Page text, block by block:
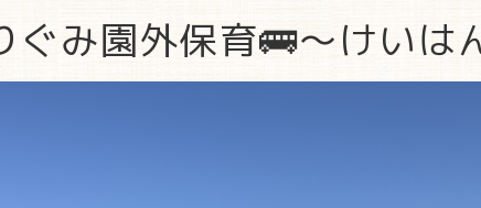
ぐみ園外保育🚌～けいは